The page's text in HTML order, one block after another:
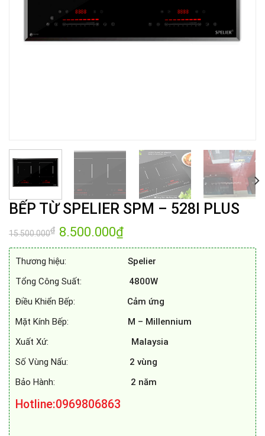
BẾP TỪ SPELIER SPM – 528I PLUS
15.500.000₫ Giá
gốc
là:
8.500.000₫Giá
tại
8.500.000₫.
Thương hiệu: Spelier
Tổng Công Suất:
4800W
Điều Khiển Bếp: Cảm ứng
Mặt Kính Bếp:
M – Millennium
Xuất Xứ:
Malaysia
Số Vùng Nấu: 2 vùng
Bảo Hành: 2 năm
Hotline:0969806863